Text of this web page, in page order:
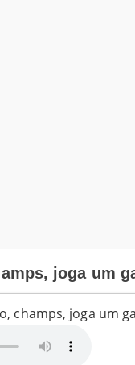
joga um
champs, joga um